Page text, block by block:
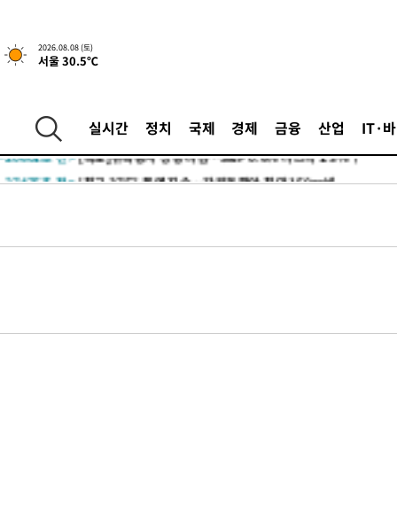
2026.08.08 (토)
서울 30.5℃
실시간 정치 국제 경제 금융 산업 IT·
-27475초 전 > '최고 37도' 폭염 지속…강원동해안 최대 150㎜ 비
-20601초 전 >
-27475초 전 > '최고 37도' 폭염 지속…강원동해안 최대 150㎜ 비